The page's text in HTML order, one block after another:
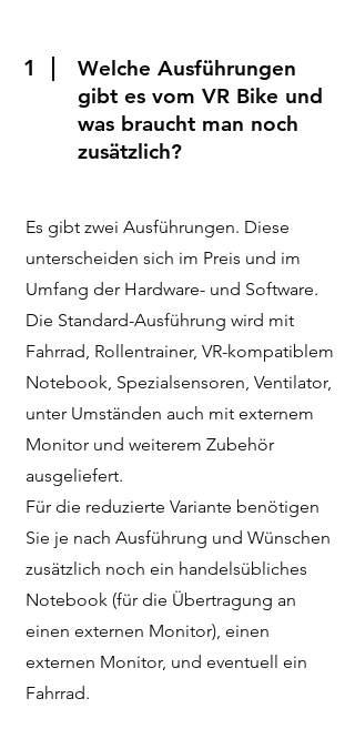
1
Welche Ausführungen
gibt es vom VR Bike und
was braucht man noch
zusätzlich?
Es gibt zwei Ausführungen. Diese
unterscheiden sich im Preis und im
Umfang der Hardware- und Software.
Die Standard-Ausführung wird mit
Fahrrad, Rollentrainer, VR-kompatiblem
Notebook, Spezialsensoren, Ventilator,
unter Umständen auch mit externem
Monitor und weiterem Zubehör
ausgeliefert.
Für die reduzierte Variante benötigen
Sie je nach Ausführung und Wünschen
zusätzlich noch ein handelsübliches
Notebook (für die Übertragung an
einen externen Monitor), einen
externen Monitor, und eventuell ein
Fahrrad.